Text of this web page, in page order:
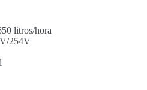
litros/hora
254V